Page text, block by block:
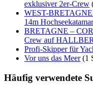
exklusiver 2er-Crew
WEST-
14m
BRETAGNE –
Crew auf
Profi-Skipper für
Vor uns das Meer(1
Häufig verwendete